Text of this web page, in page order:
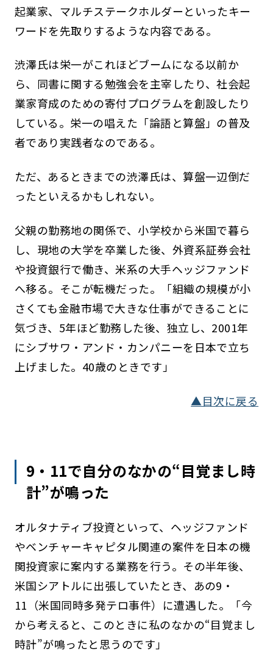
起業家、マルチステークホルダーといったキー
ワードを先取りするような内容である。
渋澤氏は栄一がこれほどブームになる以前か
ら、同書に関する勉強会を主宰したり、社会起
業家育成のための寄付プログラムを創設したり
している。栄一の唱えた「論語と算盤」の普及
者であり実践者なのである。
ただ、あるときまでの渋澤氏は、算盤一辺倒だ
ったといえるかもしれない。
父親の勤務地の関係で、小学校から米国で暮ら
し、現地の大学を卒業した後、外資系証券会社
や投資銀行で働き、米系の大手ヘッジファンド
へ移る。そこが転機だった。「組織の規模が小
さくても金融市場で大きな仕事ができることに
気づき、5年ほど勤務した後、独立し、2001年
にシブサワ・アンド・カンパニーを日本で立ち
上げました。40歳のときです」
▲目次に戻る
9・11で自分のなかの“目覚まし時
計”が鳴った
オルタナティブ投資といって、ヘッジファンド
やベンチャーキャピタル関連の案件を日本の機
関投資家に案内する業務を行う。その半年後、
米国シアトルに出張していたとき、あの9・
11（米国同時多発テロ事件）に遭遇した。「今
から考えると、このときに私のなかの“目覚まし
時計”が鳴ったと思うのです」